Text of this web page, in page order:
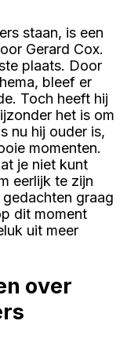
staan, is een
Gerard Cox.
plaats. Door
bleef er
Toch heeft hij
het is om
nu hij ouder is,
momenten.
je niet kunt
eerlijk te zijn
graag
dit moment
uit meer
over